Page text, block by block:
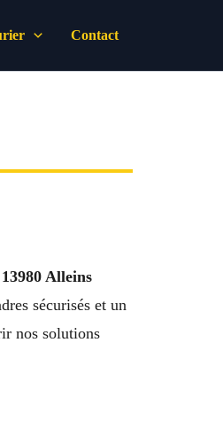
Contact
Alleins
sécurisés et un
nos solutions